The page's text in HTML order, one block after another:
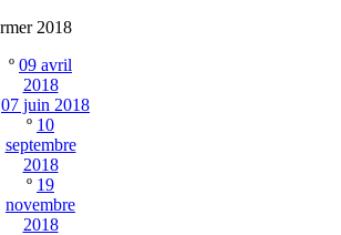
2018
º 09 avril
2018
07 juin 2018
º 10
septembre
2018
º 19
novembre
2018